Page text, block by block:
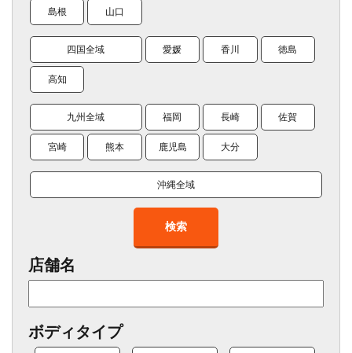
島根 山口
四国全域 愛媛 香川 徳島
高知
九州全域 福岡 長崎 佐賀
宮崎 熊本 鹿児島 大分
沖縄全域
検索
店舗名
ボディタイプ